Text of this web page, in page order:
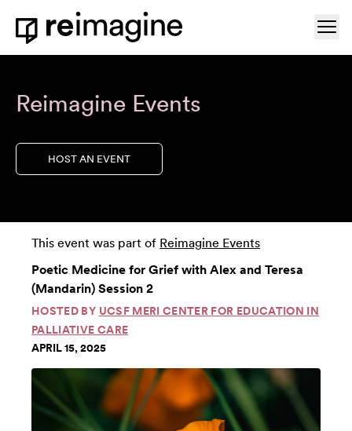
Skip to content
Home
Reimagine Events
HOST AN EVENT
This event was part of Reimagine Events
Poetic Medicine for Grief with Alex and Teresa
(Mandarin) Session 2
HOSTED BY UCSF MERI CENTER FOR EDUCATION IN
PALLIATIVE CARE
APRIL 15, 2025